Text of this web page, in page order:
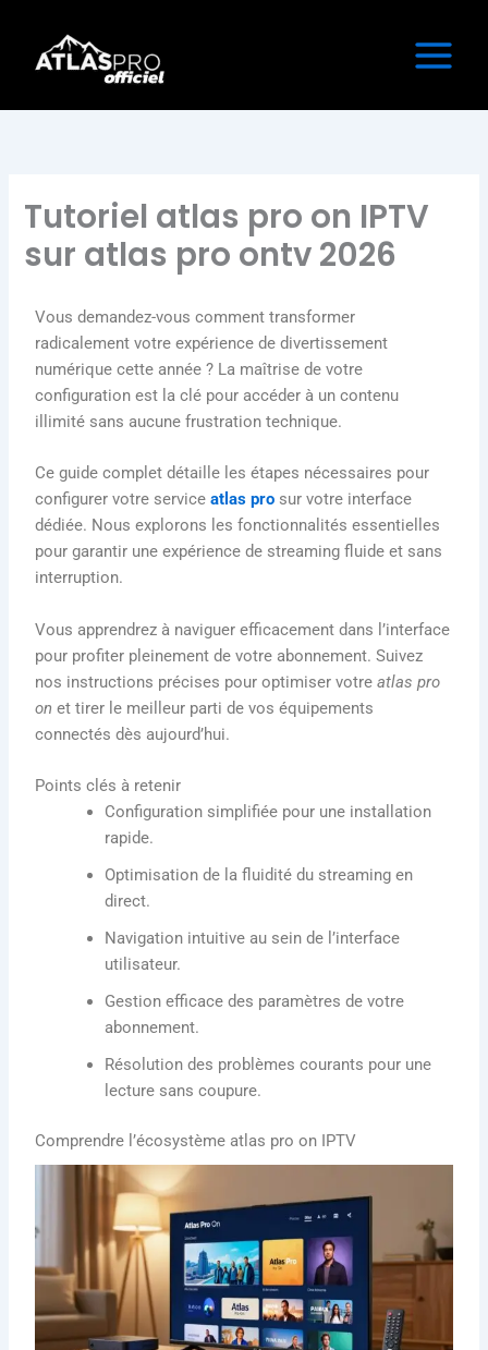
contenu
Tutoriel atlas pro on IPTV
sur atlas pro ontv 2026
Vous demandez-vous comment transformer
radicalement votre expérience de divertissement
numérique cette année ? La maîtrise de votre
configuration est la clé pour accéder à un contenu
illimité sans aucune frustration technique.
Ce guide complet détaille les étapes nécessaires pour
configurer votre serviceatlas pro sur votre interface
dédiée. Nous explorons les fonctionnalités essentielles
pour garantir une expérience de streaming fluide et sans
interruption.
Vous apprendrez à naviguer efficacement dans l’interface
pour profiter pleinement de votre abonnement. Suivez
nos instructions précises pour optimiser votreatlas pro
on et tirer le meilleur parti de vos équipements
connectés dès aujourd’hui.
Points clés à retenir
Configuration simplifiée pour une installation
rapide.
Optimisation de la fluidité du streaming en
direct.
Navigation intuitive au sein de l’interface
utilisateur.
Gestion efficace des paramètres de votre
abonnement.
Résolution des problèmes courants pour une
lecture sans coupure.
Comprendre l’écosystème atlas pro on IPTV